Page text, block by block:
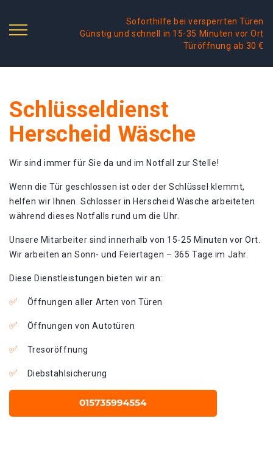
Soforthilfe bei versperrten Türen
Günstig und schnell in 15-35 Minuten vor Ort
Türöffnung ab 30 €
Schlüsseldienst
Herscheid Wäsche
Wir sind immer für Sie da und im Notfall zur Stelle!
Wenn die Tür geschlossen ist oder der Schlüssel klemmt,
helfen wir Ihnen. Schlosser in Herscheid Wäsche arbeiteten
während dieses Notfalls rund um die Uhr.
Unsere Mitarbeiter sind innerhalb von 15-25 Minuten vor Ort.
Wir arbeiten an Sonn- und Feiertagen – 365 Tage im Jahr.
Diese Dienstleistungen bieten wir an:
Öffnungen aller Arten von Türen
Öffnungen von Autotüren
Tresoröffnung
Diebstahlsicherung